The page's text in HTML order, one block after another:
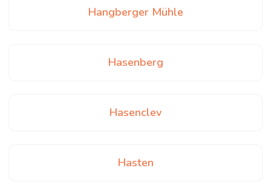
Hangberger Mühle
Hasenberg
Hasenclev
Hasten